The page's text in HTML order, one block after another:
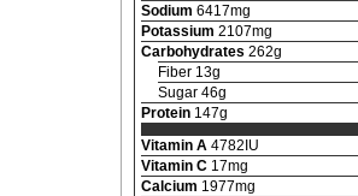
Sodium 6417mg
Potassium 2107mg
Carbohydrates 262g
Fiber 13g
Sugar 46g
Protein 147g
Vitamin A 4782IU
Vitamin C 17mg
Calcium 1977mg